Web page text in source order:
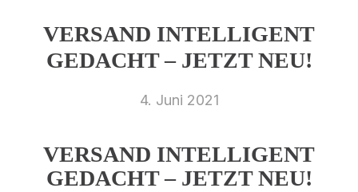
VERSAND INTELLIGENT
GEDACHT – JETZT NEU!
4. Juni 2021
VERSAND INTELLIGENT
GEDACHT – JETZT NEU!